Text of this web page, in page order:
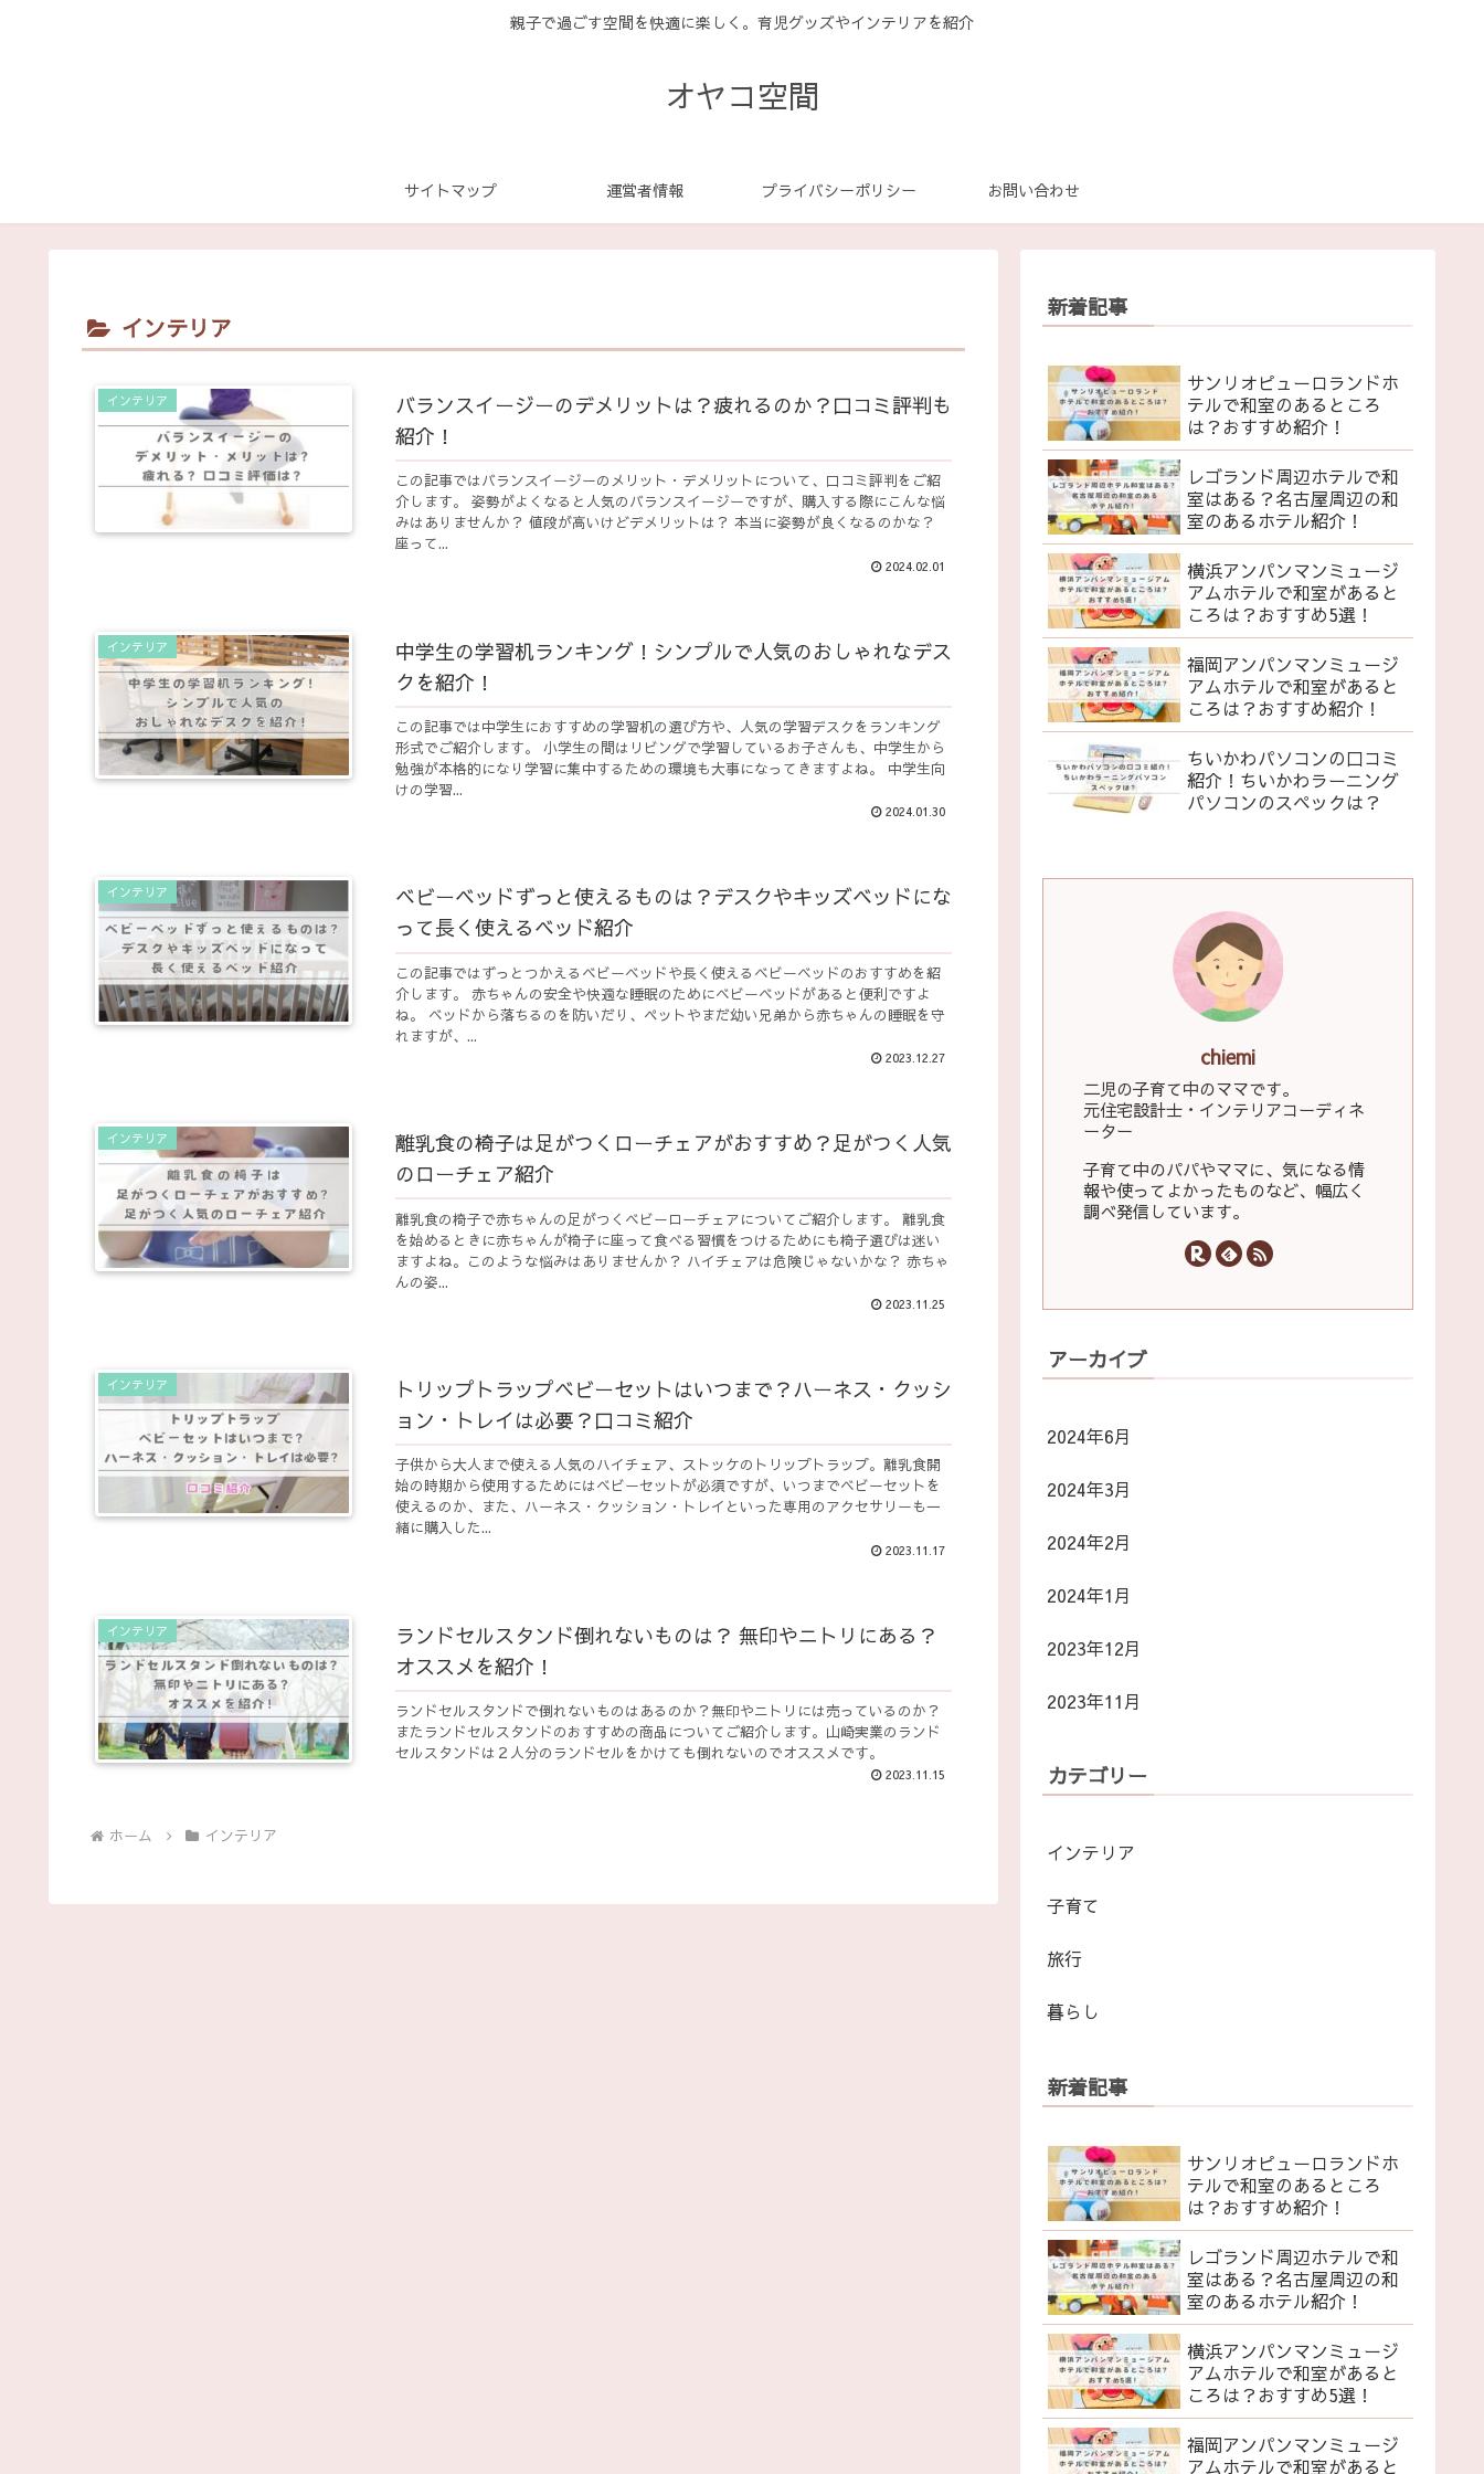
親子で過ごす空間を快適に楽しく。育児グッズやインテリアを紹介
オヤコ空間
サイトマップ 運営者情報 プライバシーポリシー お問い合わせ
インテリア
インテリア
バランスイージーのデメリットは？疲れるのか？口コミ評判も
紹介！
この記事ではバランスイージーのメリット・デメリットについて、口コミ評判をご紹
介します。 姿勢がよくなると人気のバランスイージーですが、購入する際にこんな悩
みはありませんか？ 値段が高いけどデメリットは？ 本当に姿勢が良くなるのかな？
座って...
2024.02.01
インテリア
中学生の学習机ランキング！シンプルで人気のおしゃれなデス
クを紹介！
この記事では中学生におすすめの学習机の選び方や、人気の学習デスクをランキング
形式でご紹介します。 小学生の間はリビングで学習しているお子さんも、中学生から
勉強が本格的になり学習に集中するための環境も大事になってきますよね。 中学生向
けの学習...
2024.01.30
インテリア
ベビーベッドずっと使えるものは？デスクやキッズベッドにな
って長く使えるベッド紹介
この記事ではずっとつかえるベビーベッドや長く使えるベビーベッドのおすすめを紹
介します。 赤ちゃんの安全や快適な睡眠のためにベビーベッドがあると便利ですよ
ね。 ベッドから落ちるのを防いだり、ペットやまだ幼い兄弟から赤ちゃんの睡眠を守
れますが、...
2023.12.27
インテリア
離乳食の椅子は足がつくローチェアがおすすめ？足がつく人気
のローチェア紹介
離乳食の椅子で赤ちゃんの足がつくベビーローチェアについてご紹介します。 離乳食
を始めるときに赤ちゃんが椅子に座って食べる習慣をつけるためにも椅子選びは迷い
ますよね。このような悩みはありませんか？ ハイチェアは危険じゃないかな？ 赤ちゃ
んの姿...
2023.11.25
インテリア
トリップトラップベビーセットはいつまで？ハーネス・クッシ
ョン・トレイは必要？口コミ紹介
子供から大人まで使える人気のハイチェア、ストッケのトリップトラップ。離乳食開
始の時期から使用するためにはベビーセットが必須ですが、いつまでベビーセットを
使えるのか、また、ハーネス・クッション・トレイといった専用のアクセサリーも一
緒に購入した...
2023.11.17
インテリア
ランドセルスタンド倒れないものは？ 無印やニトリにある？
オススメを紹介！
ランドセルスタンドで倒れないものはあるのか？無印やニトリには売っているのか？
またランドセルスタンドのおすすめの商品についてご紹介します。山崎実業のランド
セルスタンドは２人分のランドセルをかけても倒れないのでオススメです。
2023.11.15
ホーム インテリア
新着記事
サンリオピューロランドホ
テルで和室のあるところ
は？おすすめ紹介！
レゴランド周辺ホテルで和
室はある？名古屋周辺の和
室のあるホテル紹介！
横浜アンパンマンミュージ
アムホテルで和室があると
ころは？おすすめ5選！
福岡アンパンマンミュージ
アムホテルで和室があると
ころは？おすすめ紹介！
ちいかわパソコンの口コミ
紹介！ちいかわラーニング
パソコンのスペックは？
chiemi
二児の子育て中のママです。
元住宅設計士・インテリアコーディネ
ーター
子育て中のパパやママに、気になる情
報や使ってよかったものなど、幅広く
調べ発信しています。
アーカイブ
2024年6月
2024年3月
2024年2月
2024年1月
2023年12月
2023年11月
カテゴリー
インテリア
子育て
旅行
暮らし
新着記事
サンリオピューロランドホ
テルで和室のあるところ
は？おすすめ紹介！
レゴランド周辺ホテルで和
室はある？名古屋周辺の和
室のあるホテル紹介！
横浜アンパンマンミュージ
アムホテルで和室があると
ころは？おすすめ5選！
福岡アンパンマンミュージ
アムホテルで和室があると